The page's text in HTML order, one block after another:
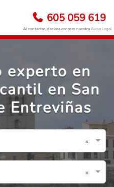
605 059 619
Al contactar, declara conocer nuestroAviso Legal
experto en
en San
Entreviñas
×
×